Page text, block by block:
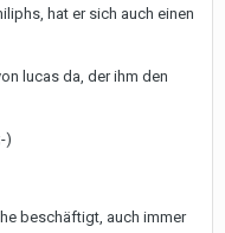
hat er sich auch einen
lucas da, der ihm den
)
beschäftigt, auch immer